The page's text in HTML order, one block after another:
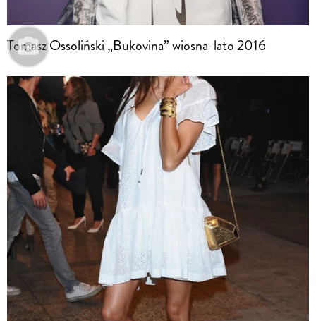
Tomasz Ossoliński „Bukovina” wiosna-lato 2016